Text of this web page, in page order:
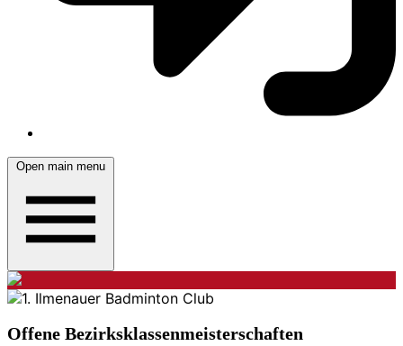
Open main menu
Offene Bezirksklassenmeisterschaften